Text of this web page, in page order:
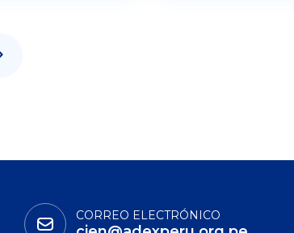
CORREO ELECTRÓNICO